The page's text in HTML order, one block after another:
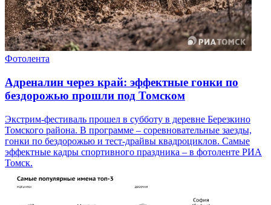
Фотолента
Адреналин через край: эффектные гонки по
бездорожью прошли под Томском
Экстрим-фестиваль прошел в субботу в деревне Березкино
Томского района. В программе – соревновательные заезды,
гонки по бездорожью и тест-драйвы квадроциклов. Самые
эффектные кадры спортивного праздника – в фотоленте РИА
Томск.